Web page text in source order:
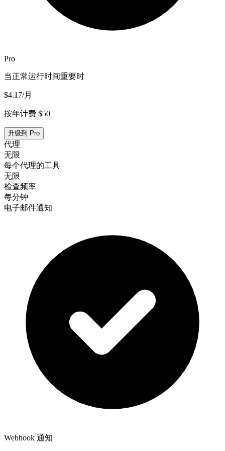
Pro
当正常运行时间重要时
$4.17/月
按年计费 $50
升级到 Pro
代理
无限
每个代理的工具
无限
检查频率
每分钟
电子邮件通知
Webhook 通知